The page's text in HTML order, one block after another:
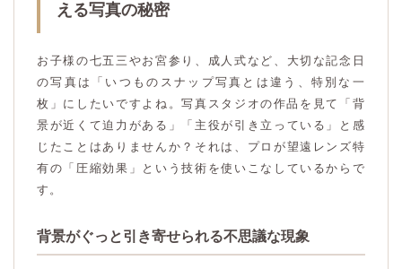
える写真の秘密
お子様の七五三やお宮参り、成人式など、大切な記念日
の写真は「いつものスナップ写真とは違う、特別な一
枚」にしたいですよね。写真スタジオの作品を見て「背
景が近くて迫力がある」「主役が引き立っている」と感
じたことはありませんか？それは、プロが望遠レンズ特
有の「圧縮効果」という技術を使いこなしているからで
す。
背景がぐっと引き寄せられる不思議な現象